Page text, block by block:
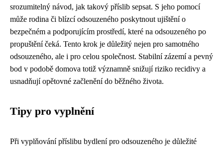
srozumitelný návod, jak takový příslib sepsat. S jeho pomocí
může rodina či blízcí odsouzeného poskytnout ujištění o
bezpečném a podporujícím prostředí, které na odsouzeného po
propuštění čeká. Tento krok je důležitý nejen pro samotného
odsouzeného, ale i pro celou společnost. Stabilní zázemí a pevný
bod v podobě domova totiž významně snižují riziko recidivy a
usnadňují opětovné začlenění do běžného života.
Tipy pro vyplnění
Při vyplňování příslibu bydlení pro odsouzeného je důležité